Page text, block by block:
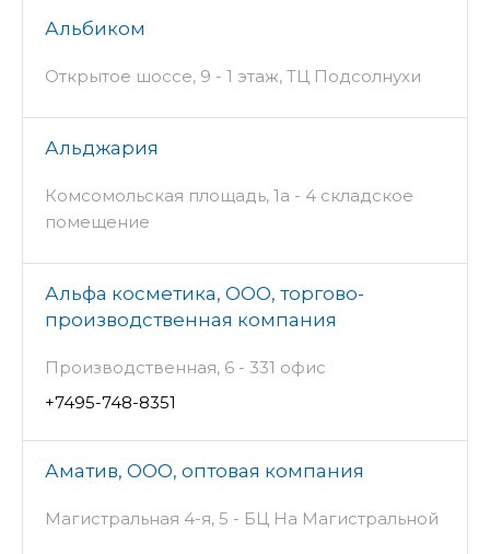
Альбиком
Открытое шоссе, 9 - 1 этаж, ТЦ Подсолнухи
Альджария
Комсомольская площадь, 1а - 4 складское
помещение
Альфа косметика, ООО, торгово-
производственная компания
Производственная, 6 - 331 офис
+7495-748-8351
Аматив, ООО, оптовая компания
Магистральная 4-я, 5 - БЦ На Магистральной